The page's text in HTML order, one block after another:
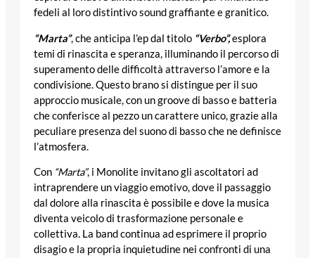
fedeli al loro distintivo sound graffiante e granitico.
“Marta”, che anticipa l’ep dal titolo “Verbo”,esplora
temi di rinascita e speranza, illuminando il percorso di
superamento delle difficoltà attraverso l’amore e la
condivisione. Questo brano si distingue per il suo
approccio musicale, con un groove di basso e batteria
che conferisce al pezzo un carattere unico, grazie alla
peculiare presenza del suono di basso che ne definisce
l’atmosfera.
Con “Marta”, i Monolite invitano gli ascoltatori ad
intraprendere un viaggio emotivo, dove il passaggio
dal dolore alla rinascita è possibile e dove la musica
diventa veicolo di trasformazione personale e
collettiva. La band continua ad esprimere il proprio
disagio e la propria inquietudine nei confronti di una